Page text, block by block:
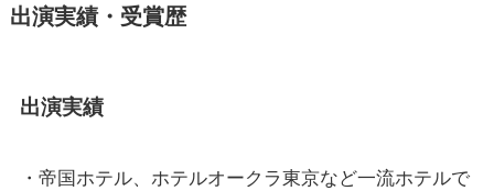
出演実績・受賞歴
出演実績
・帝国ホテル、ホテルオークラ東京など一流ホテルで